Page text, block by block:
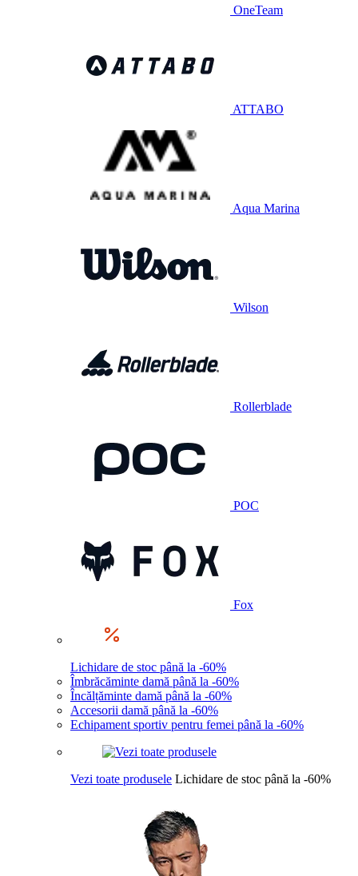
OneTeam
ATTABO
Aqua Marina
Wilson
Rollerblade
POC
Fox
Lichidare de stoc până la -60%
Îmbrăcăminte damă până la -60%
Încălțăminte damă până la -60%
Accesorii damă până la -60%
Echipament sportiv pentru femei până la -60%
Vezi toate produsele Lichidare de stoc până la -60%